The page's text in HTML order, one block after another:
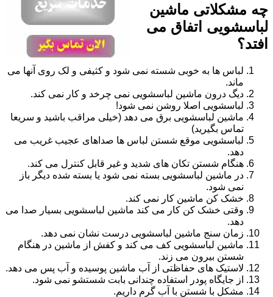
چه مشکلاتی ماشین
لباسشویی اتفاق می
افتد؟
لباس ها به خوبی شسته نمی شود و کثیفی و لک روی آنها می
ماند.
دیگ درون ماشین لباسشویی نمی چرخد و کار نمی کند.
لباسشویی اصلا روشن نمی شود!
ماشین لباسشویی برق می دهد (خیلی مراقب باشید و سریعا
تماس بگیرید)
لباسشویی موقع شستن لباس ها صداهای عجیب غریب می
دهد.
هنگام شستن تکان های شدید و غیر قابل کنترل می کند.
در ماشین لباسشویی بسته نمی شود یا بسته شده دیگر باز
نمی شود.
خشک کن ماشین کار نمی کند.
وقتی خشک کن کار می کند ماشین لباسشویی بسیار صدا می
دهد.
زمان سنج ماشین لباسشویی درست نشان نمی دهد.
ماشین لباسشویی کف می کند و کفش از ماشین در هنگام
شستن بیرون می زند.
لاستیک های حفاظتی از آب ماشین پوسیده و آب پس می دهد.
از جایگاه پودر استفاده چندانی بابت شستشو نمی شود.
مشکل با شستن با آب گرم داریم.